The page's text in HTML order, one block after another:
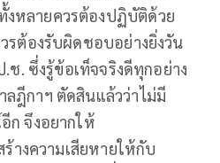
หลายควรต้องปฏิบัติด้วย
รต้องรับผิดชอบอย่างยิ่งวัน
. ซึ่งรู้ข้อเท็จจริงดีทุกอย่าง
ฎีกาฯ ตัดสินแล้วว่าไม่มี
ก จึงอยากให้
างความเสียหายให้กับ